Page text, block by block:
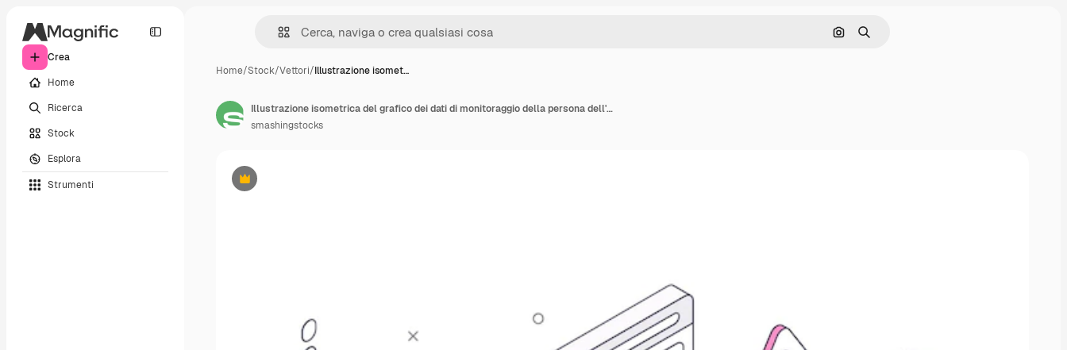
Crea
Home
Ricerca
Stock
Esplora
Strumenti
Cerca per immagine
Ricerca
Home/Stock/Vettori/Illustrazione isomet…
Premium
Illustrazione isometrica del grafico dei dati di monitoraggio della persona dell'analisi web
smashingstocks